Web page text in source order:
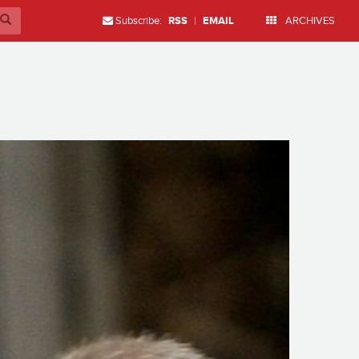
Subscribe: RSS | EMAIL ARCHIVES